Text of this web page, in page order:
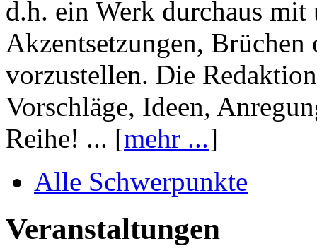
d.h. ein Werk durchaus mit
Akzentsetzungen, Brüchen
vorzustellen. Die
Vorschläge, Ideen,
Reihe! ... [mehr ...]
Alle Schwerpunkte
Veranstaltungen